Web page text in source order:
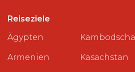
Reiseziele
Ägypten
Armenien
Kambodscha
Kasachstan